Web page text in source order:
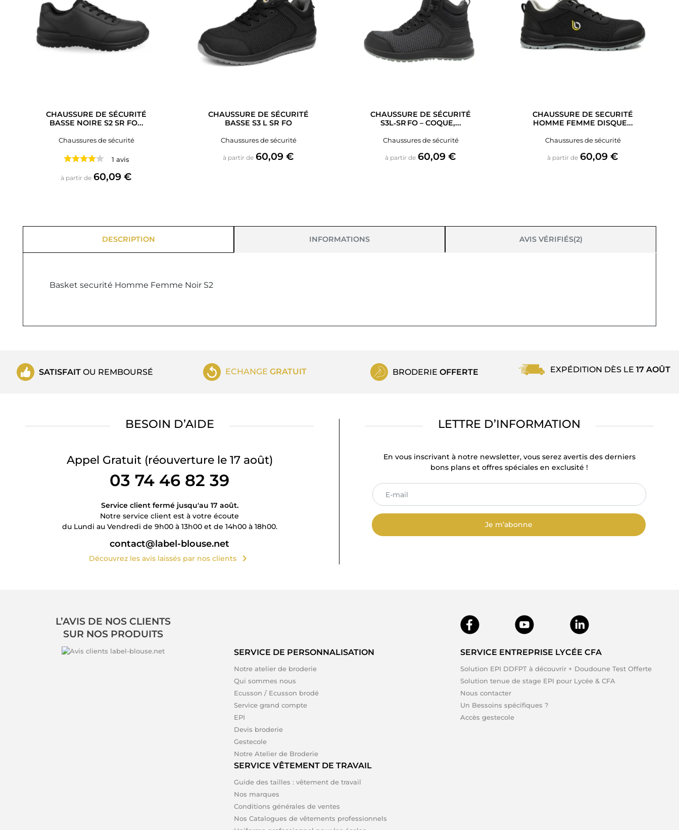
CHAUSSURE DE SÉCURITÉ
BASSE NOIRE S2 SR FO...
Chaussures de sécurité
1 avis
à partir de Prix
60,09 €
CHAUSSURE DE SÉCURITÉ
BASSE S3 L SR FO
Chaussures de sécurité
à partir de Prix
60,09 €
CHAUSSURE DE SÉCURITÉ
S3L‑SR FO – COQUE,...
Chaussures de sécurité
à partir de Prix
60,09 €
CHAUSSURE DE SECURITÉ
HOMME FEMME DISQUE...
Chaussures de sécurité
à partir de Prix
60,09 €
DESCRIPTION INFORMATIONS AVIS VÉRIFIÉS(2)
Basket securité Homme Femme Noir S2
SATISFAIT OU REMBOURSÉ ECHANGE GRATUIT BRODERIE OFFERTE EXPÉDITION DÈS LE 17 AOÛT
BESOIN D’AIDE
Appel Gratuit (réouverture le 17 août)
03 74 46 82 39
Service client fermé jusqu'au 17 août.
Notre service client est à votre écoute
du Lundi au Vendredi de 9h00 à 13h00 et de 14h00 à 18h00.
contact@label-blouse.net
Découvrez les avis laissés par nos clients chevron_right
LETTRE D’INFORMATION
En vous inscrivant à notre newsletter, vous serez avertis des derniers
bons plans et offres spéciales en exclusité !
Je m’abonne
L’AVIS DE NOS CLIENTS
SUR NOS PRODUITS
SERVICE DE PERSONNALISATION
Notre atelier de broderie
Qui sommes nous
Ecusson / Ecusson brodé
Service grand compte
EPI
Devis broderie
Gestecole
Notre Atelier de Broderie
SERVICE ENTREPRISE LYCÉE CFA
Solution EPI DDFPT à découvrir + Doudoune Test Offerte
Solution tenue de stage EPI pour Lycée & CFA
Nous contacter
Un Bessoins spécifiques ?
Accès gestecole
SERVICE VÊTEMENT DE TRAVAIL
Guide des tailles : vêtement de travail
Nos marques
Conditions générales de ventes
Nos Catalogues de vêtements professionnels